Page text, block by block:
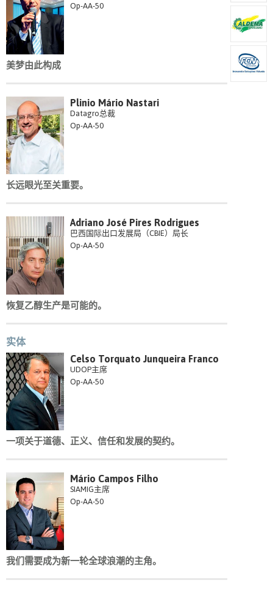
Op-AA-50
美梦由此构成
Plinio Mário Nastari
Datagro总裁
Op-AA-50
长远眼光至关重要。
Adriano José Pires Rodrigues
巴西国际出口发展局（CBIE）局长
Op-AA-50
恢复乙醇生产是可能的。
实体
Celso Torquato Junqueira Franco
UDOP主席
Op-AA-50
一项关于道德、正义、信任和发展的契约。
Mário Campos Filho
SIAMIG主席
Op-AA-50
我们需要成为新一轮全球浪潮的主角。